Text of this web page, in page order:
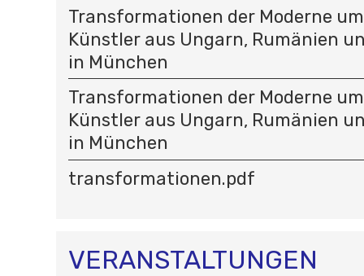
Transformationen der Moderne
Künstler aus Ungarn, Rumänien
in München
Transformationen der Moderne
Künstler aus Ungarn, Rumänien
in München
transformationen.pdf
VERANSTALTUNGEN